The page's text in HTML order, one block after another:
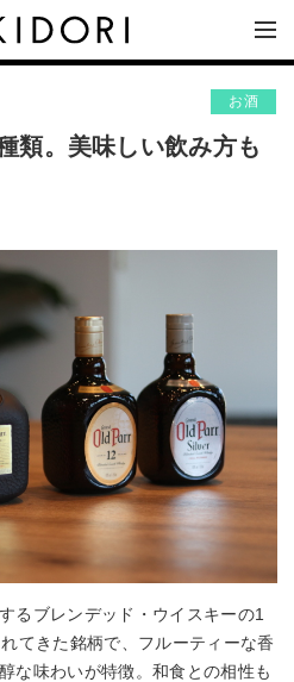
お酒
類。美味しい飲み方も
るブレンデッド・ウイスキーの1
てきた銘柄で、フルーティーな香
な味わいが特徴。和食との相性も